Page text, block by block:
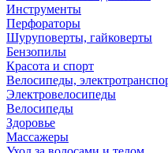
Инструменты
Перфораторы
Шуруповерты, гайковерты
Бензопилы
Красота и спорт
Велосипеды,
Электровелосипеды
Велосипеды
Здоровье
Массажеры